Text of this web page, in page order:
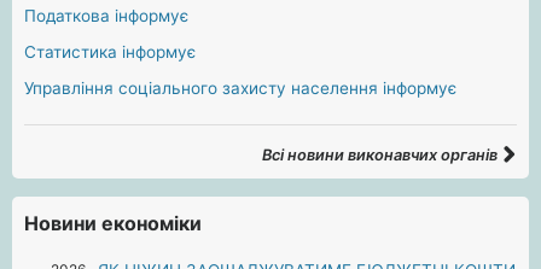
Податкова інформує
Статистика інформує
Управління соціального захисту населення інформує
Всі новини виконавчих органів
Новини економіки